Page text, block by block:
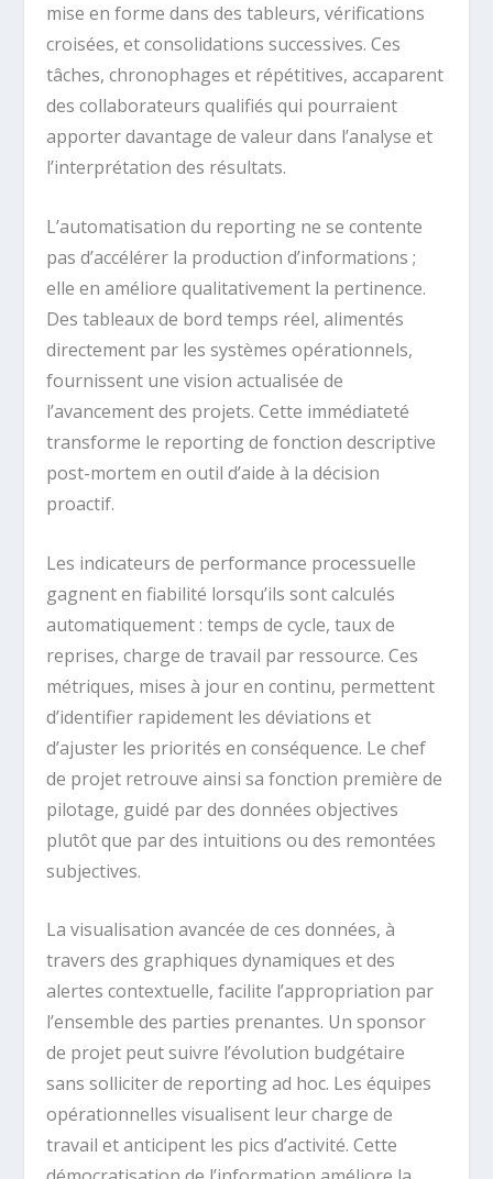
mise en forme dans des tableurs, vérifications
croisées, et consolidations successives. Ces
tâches, chronophages et répétitives, accaparent
des collaborateurs qualifiés qui pourraient
apporter davantage de valeur dans l’analyse et
l’interprétation des résultats.
L’automatisation du reporting ne se contente
pas d’accélérer la production d’informations ;
elle en améliore qualitativement la pertinence.
Des tableaux de bord temps réel, alimentés
directement par les systèmes opérationnels,
fournissent une vision actualisée de
l’avancement des projets. Cette immédiateté
transforme le reporting de fonction descriptive
post-mortem en outil d’aide à la décision
proactif.
Les indicateurs de performance processuelle
gagnent en fiabilité lorsqu’ils sont calculés
automatiquement : temps de cycle, taux de
reprises, charge de travail par ressource. Ces
métriques, mises à jour en continu, permettent
d’identifier rapidement les déviations et
d’ajuster les priorités en conséquence. Le chef
de projet retrouve ainsi sa fonction première de
pilotage, guidé par des données objectives
plutôt que par des intuitions ou des remontées
subjectives.
La visualisation avancée de ces données, à
travers des graphiques dynamiques et des
alertes contextuelle, facilite l’appropriation par
l’ensemble des parties prenantes. Un sponsor
de projet peut suivre l’évolution budgétaire
sans solliciter de reporting ad hoc. Les équipes
opérationnelles visualisent leur charge de
travail et anticipent les pics d’activité. Cette